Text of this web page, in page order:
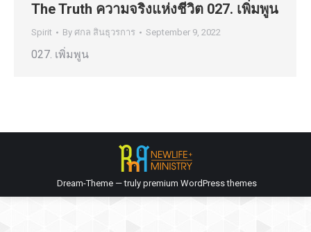
The Truth ความจริงแห่งชีวิต 027. เพิ่มพูน
Spirit By ศกล สินธุวรการ September 9, 2022
027. เพิ่มพูน
Dream-Theme — truly premium WordPress themes